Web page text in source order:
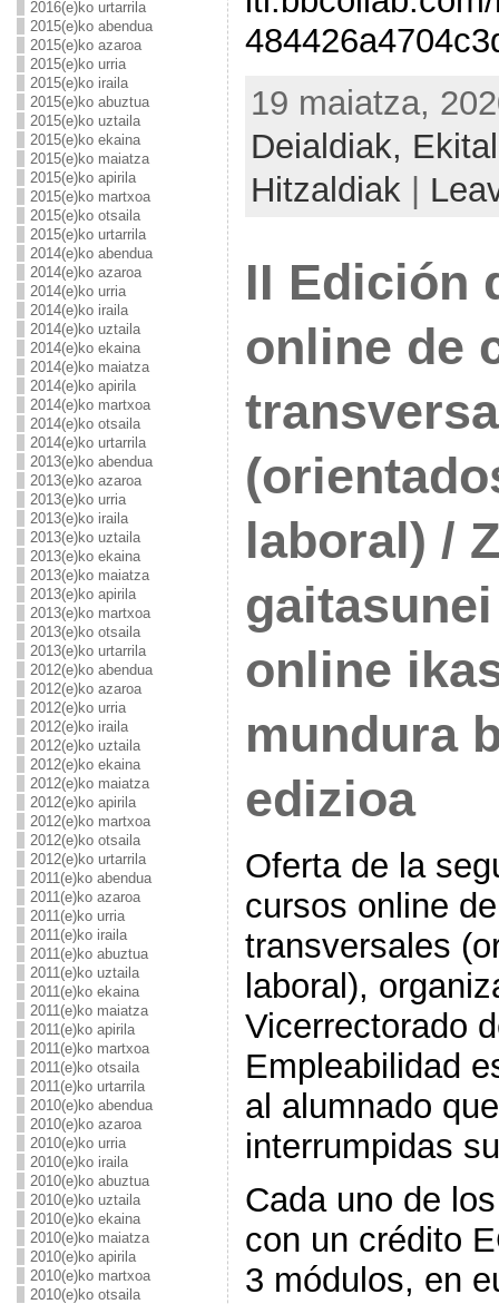
2016(e)ko urtarrila
2015(e)ko abendua
2015(e)ko azaroa
2015(e)ko urria
2015(e)ko iraila
2015(e)ko abuztua
2015(e)ko uztaila
2015(e)ko ekaina
2015(e)ko maiatza
2015(e)ko apirila
2015(e)ko martxoa
2015(e)ko otsaila
2015(e)ko urtarrila
2014(e)ko abendua
2014(e)ko azaroa
2014(e)ko urria
2014(e)ko iraila
2014(e)ko uztaila
2014(e)ko ekaina
2014(e)ko maiatza
2014(e)ko apirila
2014(e)ko martxoa
2014(e)ko otsaila
2014(e)ko urtarrila
2013(e)ko abendua
2013(e)ko azaroa
2013(e)ko urria
2013(e)ko iraila
2013(e)ko uztaila
2013(e)ko ekaina
2013(e)ko maiatza
2013(e)ko apirila
2013(e)ko martxoa
2013(e)ko otsaila
2013(e)ko urtarrila
2012(e)ko abendua
2012(e)ko azaroa
2012(e)ko urria
2012(e)ko iraila
2012(e)ko uztaila
2012(e)ko ekaina
2012(e)ko maiatza
2012(e)ko apirila
2012(e)ko martxoa
2012(e)ko otsaila
2012(e)ko urtarrila
2011(e)ko abendua
2011(e)ko azaroa
2011(e)ko urria
2011(e)ko iraila
2011(e)ko abuztua
2011(e)ko uztaila
2011(e)ko ekaina
2011(e)ko maiatza
2011(e)ko apirila
2011(e)ko martxoa
2011(e)ko otsaila
2011(e)ko urtarrila
2010(e)ko abendua
2010(e)ko azaroa
2010(e)ko urria
2010(e)ko iraila
2010(e)ko abuztua
2010(e)ko uztaila
2010(e)ko ekaina
2010(e)ko maiatza
2010(e)ko apirila
2010(e)ko martxoa
2010(e)ko otsaila
19 maiatza,
Deialdiak,
Hitzaldiak
II Edición
online de
laboral) /
online
mundura
edizioa
Oferta de la
cursos online
transversales
laboral),
Vicerrectorado
Empleabilidad
al alumnado
interrumpidas
Cada uno de
con un crédito
3 módulos, en